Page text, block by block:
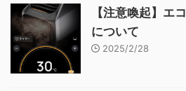
【注意喚起】エ
について
2025/2/28